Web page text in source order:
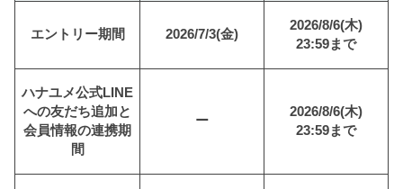
エントリー期間 2026/7/3(金)
2026/8/6(木)
23:59まで
ハナユメ公式LINE
への友だち追加と
会員情報の連携期
間
ー
2026/8/6(木)
23:59まで